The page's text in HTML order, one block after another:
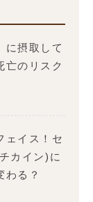
に摂取して
亡のリスク
ェイス！セ
カイン)に
わる？